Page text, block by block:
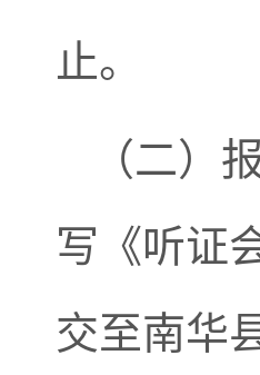
止。
（二）
写《听证
交至南华